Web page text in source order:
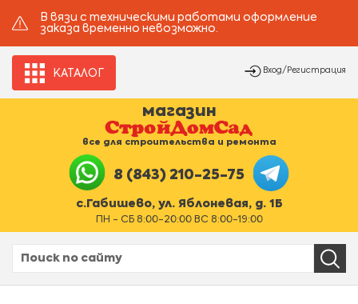
В вязи с техническими работами оформление
заказа временно невозможно.
КАТАЛОГ Вход/Регистрация
магазин
все для строительства и ремонта
8 (843) 210-25-75
с.Габишево, ул. Яблоневая, д. 1Б
ПН - СБ 8:00-20:00 ВС 8:00-19:00